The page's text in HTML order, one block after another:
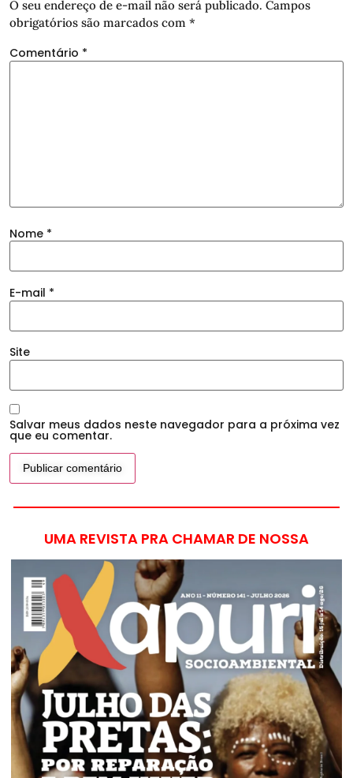
O seu endereço de e-mail não será publicado. Campos
obrigatórios são marcados com *
Comentário *
Nome *
E-mail *
Site
Salvar meus dados neste navegador para a próxima vez
que eu comentar.
UMA REVISTA PRA CHAMAR DE NOSSA